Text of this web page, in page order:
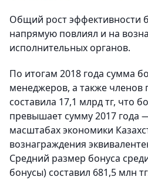
Общий рост эффективности
напрямую повлиял и на
исполнительных органов.
По итогам 2018 года сумма
менеджеров, а также членов
составила 17,1 млрд тг, что
превышает сумму 2017 года
масштабах экономики
вознаграждения
Средний размер бонуса
бонусы) составил 681,5 млн